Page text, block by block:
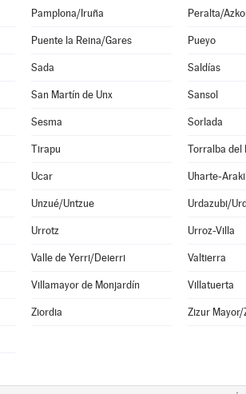
Pamplona/Iruña Peralta/
Puente la Reina/Gares Pueyo
Sada Saldías
San Martín de Unx Sansol
Sesma Sorlada
Tirapu Torralba del
Ucar Uharte-Arakil
Unzué/Untzue Urdazubi/
Urrotz Urroz-Villa
Valle de Yerri/Deierri Valtierra
Villamayor de Monjardín Villatuerta
Ziordia Zizur Mayor/